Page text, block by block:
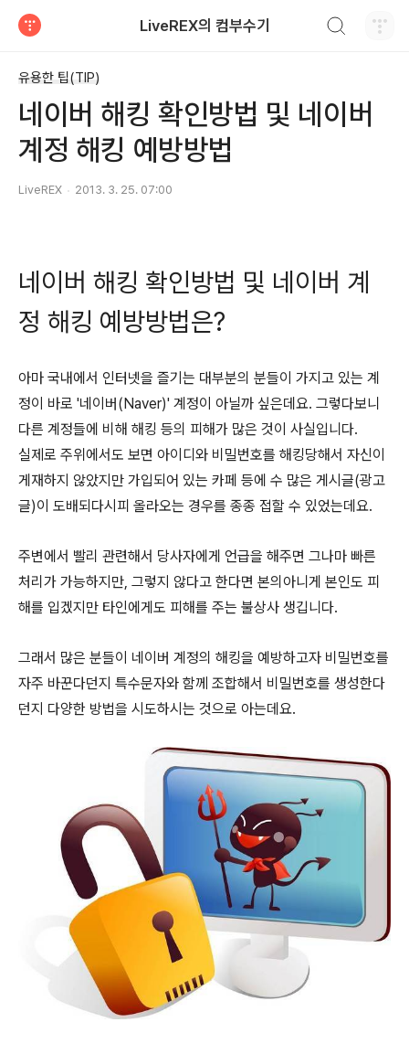
LiveREX의 컴부수기
유용한 팁(TIP)
네이버 해킹 확인방법 및 네이버
계정 해킹 예방방법
LiveREX 2013. 3. 25. 07:00
네이버 해킹 확인방법 및 네이버 계
정 해킹 예방방법은?
아마 국내에서 인터넷을 즐기는 대부분의 분들이 가지고 있는 계
정이 바로 '네이버(Naver)' 계정이 아닐까 싶은데요. 그렇다보니
다른 계정들에 비해 해킹 등의 피해가 많은 것이 사실입니다.
실제로 주위에서도 보면 아이디와 비밀번호를 해킹당해서 자신이
게재하지 않았지만 가입되어 있는 카페 등에 수 많은 게시글(광고
글)이 도배되다시피 올라오는 경우를 종종 접할 수 있었는데요.
주변에서 빨리 관련해서 당사자에게 언급을 해주면 그나마 빠른
처리가 가능하지만, 그렇지 않다고 한다면 본의아니게 본인도 피
해를 입겠지만 타인에게도 피해를 주는 불상사 생깁니다.
그래서 많은 분들이 네이버 계정의 해킹을 예방하고자 비밀번호를
자주 바꾼다던지 특수문자와 함께 조합해서 비밀번호를 생성한다
던지 다양한 방법을 시도하시는 것으로 아는데요.